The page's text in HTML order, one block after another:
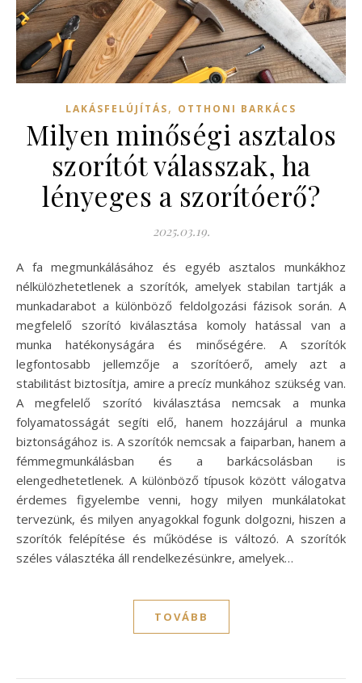
LAKÁSFELÚJÍTÁS, OTTHONI BARKÁCS
Milyen minőségi asztalos
szorítót válasszak, ha
lényeges a szorítóerő?
2025.03.19.
A fa megmunkálásához és egyéb asztalos munkákhoz
nélkülözhetetlenek a szorítók, amelyek stabilan tartják a
munkadarabot a különböző feldolgozási fázisok során. A
megfelelő szorító kiválasztása komoly hatással van a
munka hatékonyságára és minőségére. A szorítók
legfontosabb jellemzője a szorítóerő, amely azt a
stabilitást biztosítja, amire a precíz munkához szükség van.
A megfelelő szorító kiválasztása nemcsak a munka
folyamatosságát segíti elő, hanem hozzájárul a munka
biztonságához is. A szorítók nemcsak a faiparban, hanem a
fémmegmunkálásban és a barkácsolásban is
elengedhetetlenek. A különböző típusok között válogatva
érdemes figyelembe venni, hogy milyen munkálatokat
tervezünk, és milyen anyagokkal fogunk dolgozni, hiszen a
szorítók felépítése és működése is változó. A szorítók
széles választéka áll rendelkezésünkre, amelyek…
TOVÁBB